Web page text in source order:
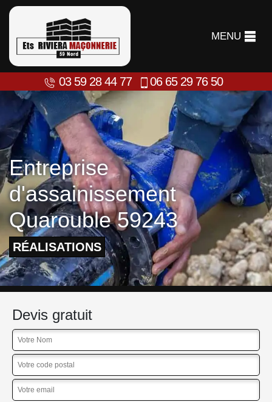
MENU
03 59 28 44 77 06 65 29 76 50
Entreprise
d'assainissement
Quarouble 59243
RÉALISATIONS
Devis gratuit